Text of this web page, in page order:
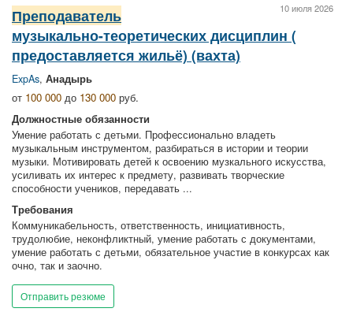
10 июля 2026
Преподаватель
музыкально-теоретических дисциплин (
предоставляется жильё) (вахта)
ExpAs, Анадырь
от 100 000 до 130 000 руб.
Должностные обязанности
Умение работать с детьми. Профессионально владеть
музыкальным инструментом, разбираться в истории и теории
музыки. Мотивировать детей к освоению музкального искусства,
усиливать их интерес к предмету, развивать творческие
способности учеников, передавать ...
Требования
Коммуникабельность, ответственность, инициативность,
трудолюбие, неконфликтный, умение работать с документами,
умение работать с детьми, обязательное участие в конкурсах как
очно, так и заочно.
Отправить резюме